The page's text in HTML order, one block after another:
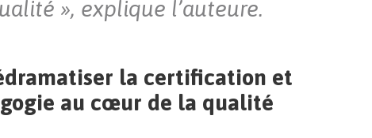
», explique l’auteure.
la certification et
au cœur de la qualité